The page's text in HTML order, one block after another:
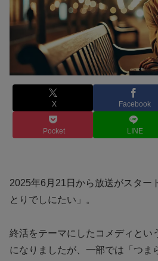
X Facebook
Pocket LINE
2025年6月21日から放送がスター
とりでしにたい」。
終活をテーマにしたコメディとい
になりましたが、一部では「つま